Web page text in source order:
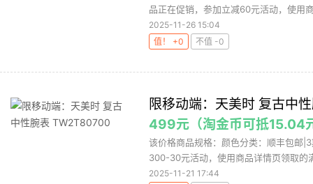
品正在促销，参加立减60元活动，使用
2025-11-26 15:04
值！ +0
不值 -0
限移动端：天美时 复古中
499元（淘金币可抵15.04
该价格商品规格：颜色分类：顺丰包邮
300-30元活动，使用商品详情页领取的
2025-11-21 17:44